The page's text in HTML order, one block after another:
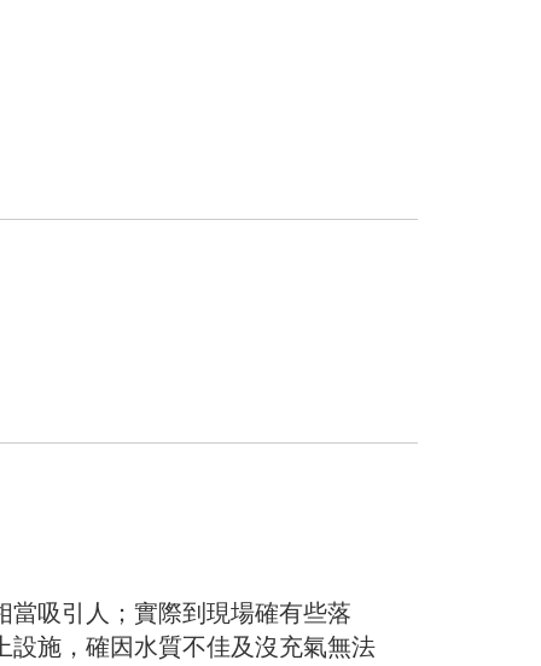
吸引人；實際到現場確有些落
設施，確因水質不佳及沒充氣無法